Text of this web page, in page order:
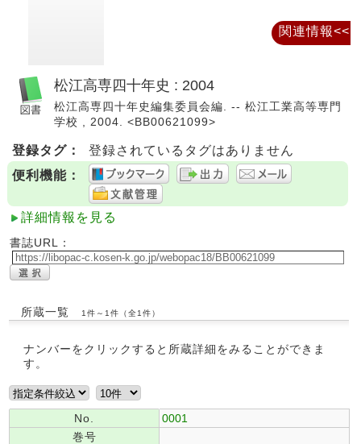
松江高専四十年史 : 2004
松江高専四十年史編集委員会編. -- 松江工業高等専門
学校 , 2004. <BB00621099>
登録タグ：
登録されているタグはありません
便利機能：
詳細情報を見る
書誌URL：
所蔵一覧 1件～1件（全1件）
ナンバーをクリックすると所蔵詳細をみることができま
す。
No.
0001
巻号
関連情報<<